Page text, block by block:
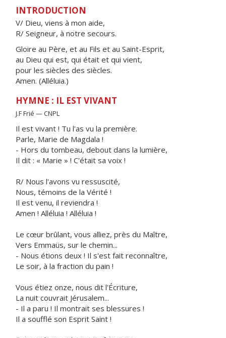
INTRODUCTION
V/ Dieu, viens à mon aide,
R/ Seigneur, à notre secours.
Gloire au Père, et au Fils et au Saint-Esprit,
au Dieu qui est, qui était et qui vient,
pour les siècles des siècles.
Amen. (Alléluia.)
HYMNE : IL EST VIVANT
J.F Frié — CNPL
Il est vivant ! Tu l'as vu la première.
Parle, Marie de Magdala !
- Hors du tombeau, debout dans la lumière,
Il dit : « Marie » ! C'était sa voix !
R/ Nous l'avons vu ressuscité,
Nous, témoins de la Vérité !
Il est venu, il reviendra !
Amen ! Alléluia ! Alléluia !
Le cœur brûlant, vous alliez, près du Maître,
Vers Emmaüs, sur le chemin...
- Nous étions deux ! Il s'est fait reconnaître,
Le soir, à la fraction du pain !
Vous étiez onze, nous dit l'Écriture,
La nuit couvrait Jérusalem...
- Il a paru ! Il montrait ses blessures !
Il a soufflé son Esprit Saint !